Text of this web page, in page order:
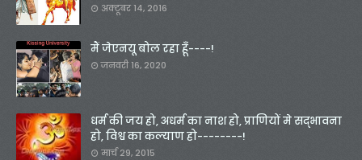
अक्टूबर 14, 2016
मैं जेएनयू बोल रहा हूँ----!
जनवरी 16, 2020
धर्म की जय हो, अधर्म का नाश हो, प्राणियों मे सद्भावना
हो, विश्व का कल्याण हो--------!
मार्च 29, 2015